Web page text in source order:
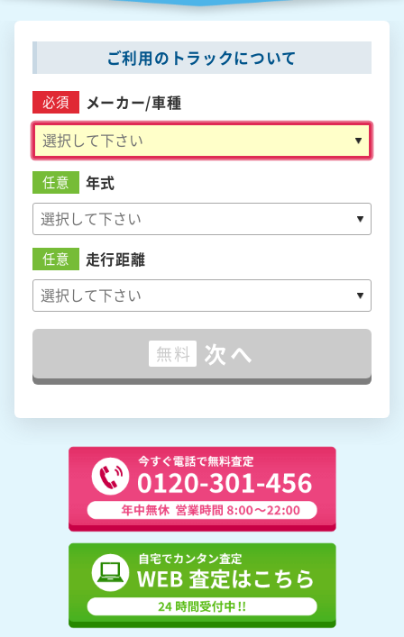
ご利用のトラックについて
必須 メーカー/車種
任意 年式
任意 走行距離
無料 次へ